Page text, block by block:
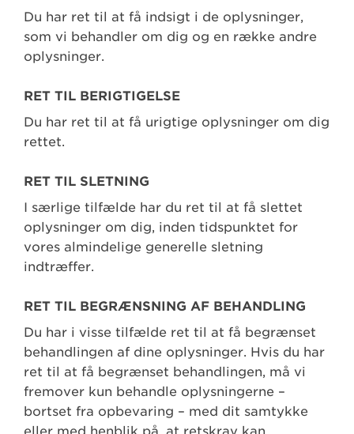
Du har ret til at få indsigt i de oplysninger,
som vi behandler om dig og en række andre
oplysninger.
RET TIL BERIGTIGELSE
Du har ret til at få urigtige oplysninger om dig
rettet.
RET TIL SLETNING
I særlige tilfælde har du ret til at få slettet
oplysninger om dig, inden tidspunktet for
vores almindelige generelle sletning
indtræffer.
RET TIL BEGRÆNSNING AF BEHANDLING
Du har i visse tilfælde ret til at få begrænset
behandlingen af dine oplysninger. Hvis du har
ret til at få begrænset behandlingen, må vi
fremover kun behandle oplysningerne –
bortset fra opbevaring – med dit samtykke